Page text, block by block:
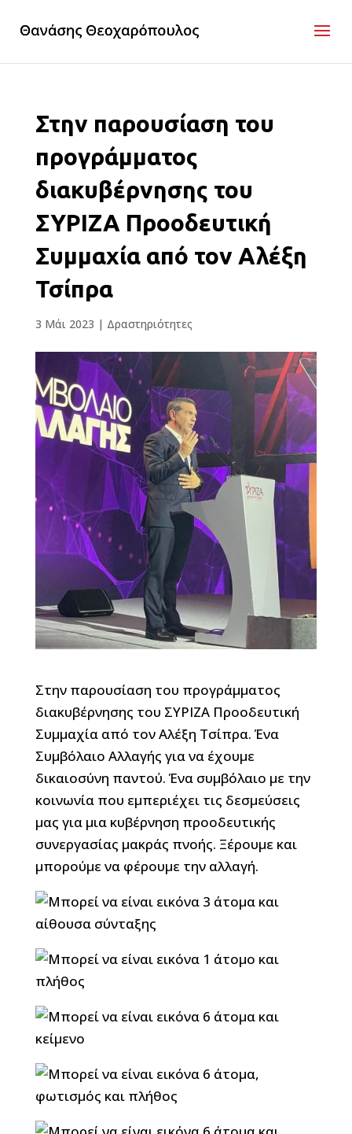
Στην παρουσίαση του
προγράμματος
διακυβέρνησης του
ΣΥΡΙΖΑ Προοδευτική
Συμμαχία από τον Αλέξη
Τσίπρα
3 Μάι 2023 | Δραστηριότητες
Στην παρουσίαση του προγράμματος
διακυβέρνησης του ΣΥΡΙΖΑ Προοδευτική
Συμμαχία από τον Αλέξη Τσίπρα. Ένα
Συμβόλαιο Αλλαγής για να έχουμε
δικαιοσύνη παντού. Ένα συμβόλαιο με την
κοινωνία που εμπεριέχει τις δεσμεύσεις
μας για μια κυβέρνηση προοδευτικής
συνεργασίας μακράς πνοής. Ξέρουμε και
μπορούμε να φέρουμε την αλλαγή.